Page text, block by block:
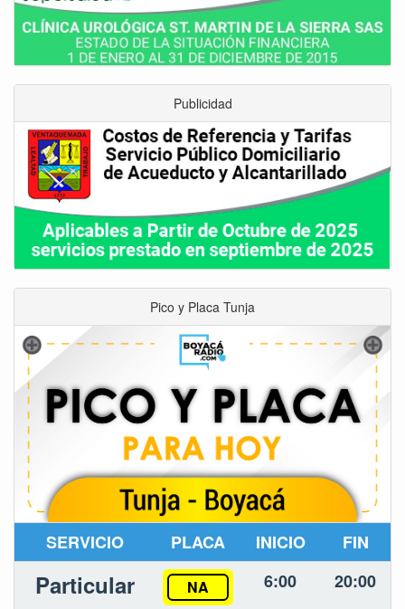
Publicidad
Pico y Placa Tunja
SERVICIO PLACA INICIO FIN
Particular NA 6:00 20:00